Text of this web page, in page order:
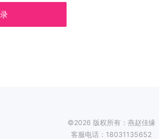
©2026 版权所有：燕赵佳缘
客服电话：18031135652